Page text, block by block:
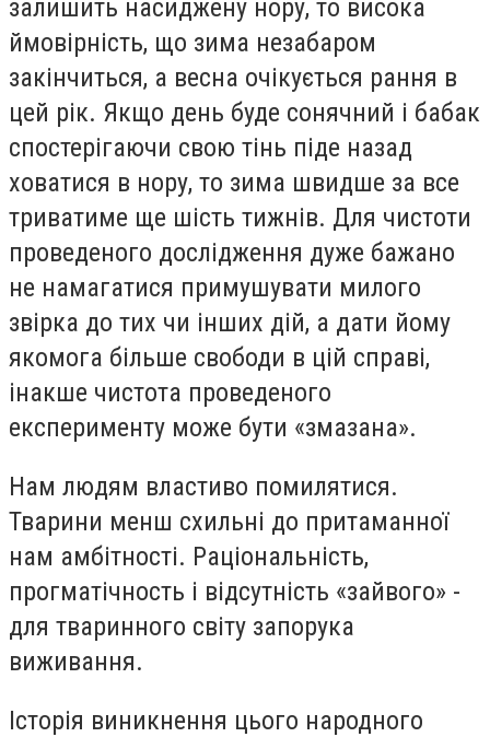
залишить насиджену нору, то висока
ймовірність, що зима незабаром
закінчиться, а весна очікується рання в
цей рік. Якщо день буде сонячний і бабак
спостерігаючи свою тінь піде назад
ховатися в нору, то зима швидше за все
триватиме ще шість тижнів. Для чистоти
проведеного дослідження дуже бажано
не намагатися примушувати милого
звірка до тих чи інших дій, а дати йому
якомога більше свободи в цій справі,
інакше чистота проведеного
експерименту може бути «змазана».
Нам людям властиво помилятися.
Тварини менш схильні до притаманної
нам амбітності. Раціональність,
прогматічность і відсутність «зайвого» -
для тваринного світу запорука
виживання.
Історія виникнення цього народного